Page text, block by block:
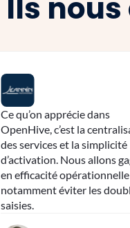
Ils
Ce qu’on apprécie dans
OpenHive, c’est la
des services et la simplicité
d’activation. Nous allons
en efficacité
notamment éviter les
saisies.